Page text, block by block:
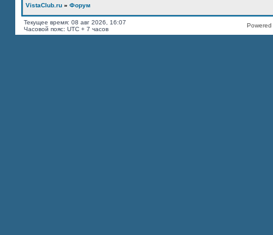
VistaClub.ru » Форум
Текущее время: 08 авг 2026, 16:07
Часовой пояс: UTC + 7 часов